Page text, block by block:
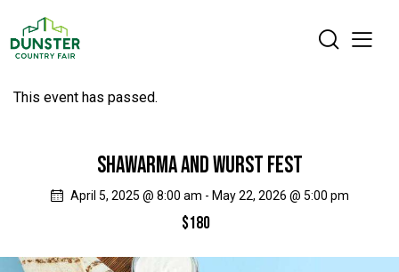
This event has passed.
SHAWARMA AND WURST FEST
April 5, 2025 @ 8:00 am - May 22, 2026 @ 5:00 pm
$180